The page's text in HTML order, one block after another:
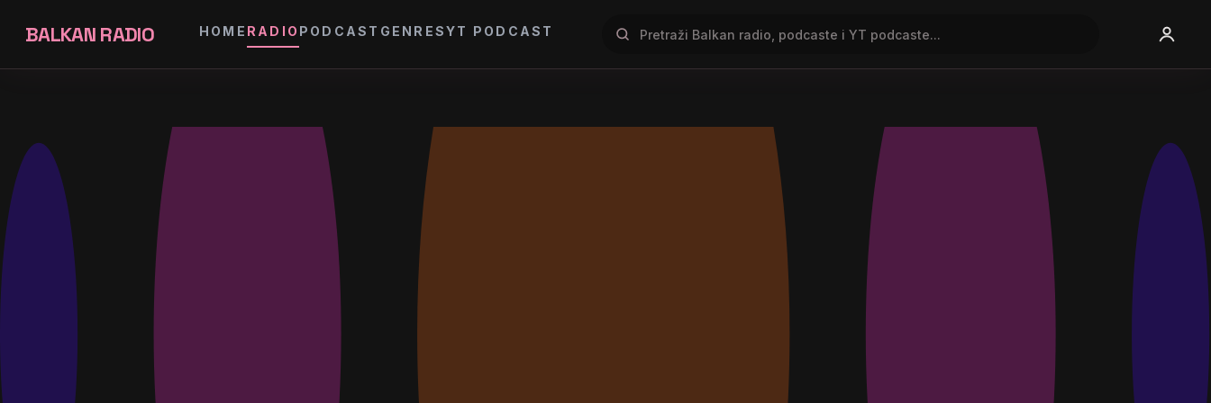
BALKAN RADIO HOME RADIO PODCAST GENRESYT PODCAST